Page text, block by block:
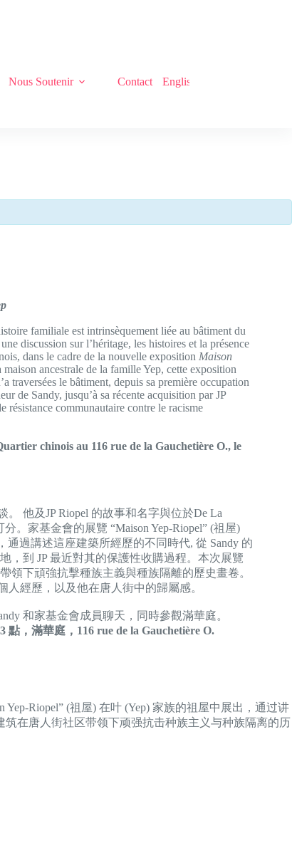
Nous Soutenir Contact English
familiale est intrinsèquement liée au bâtiment du
discussion sur l’héritage, les histoires et la présence
dans le cadre de la nouvelle exposition Maison
maison ancestrale de la famille Yep, cette exposition
traversées le bâtiment, depuis sa première occupation
de Sandy, jusqu’à sa récente acquisition par JP
résistance communautaire contre le racisme
chinois au 116 rue de la Gauchetière O., le
。 他及JP Riopel 的故事和名字與位於De La
分。家基金會的展覽 “Maison Yep-Riopel” (祖屋)
通過講述這座建築所經歷的不同時代, 從 Sandy 的
，到 JP 最近對其的保護性收購過程。本次展覽
領下頑強抗擊種族主義與種族隔離的歷史畫卷。
人經歷，以及他在唐人街中的歸屬感。
和家基金會成員聊天，同時參觀滿華庭。
點，滿華庭，116 rue de la Gauchetière O.
Yep-Riopel” (祖屋) 在叶 (Yep) 家族的祖屋中展出，通过讲
在唐人街社区带领下顽强抗击种族主义与种族隔离的历